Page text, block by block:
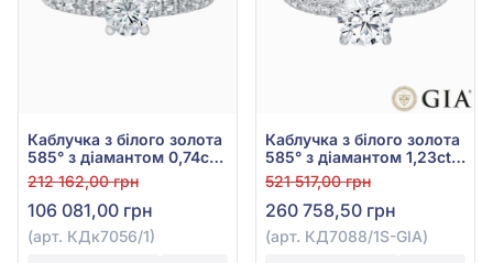
Каблучка з білого золота
585° з діамантом 0,74ct,
арт. КДк7056/1
212 162,00 грн
106 081,00 грн
(арт. КДк7056/1)
Каблучка з білого золота
585° з діамантом 1,23ct,
арт. КД7088/1S-GIA
521 517,00 грн
260 758,50 грн
(арт. КД7088/1S-GIA)